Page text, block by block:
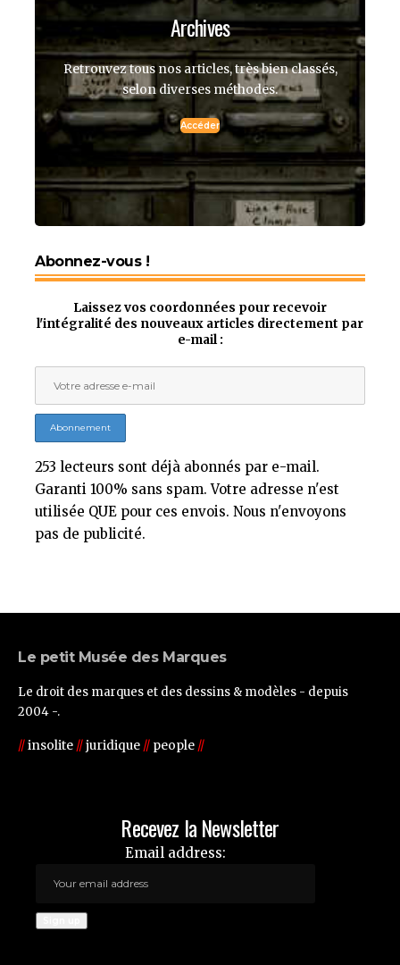
Archives
Retrouvez tous nos articles, très bien classés,
selon diverses méthodes.
Accéder
Abonnez-vous !
Laissez vos coordonnées pour recevoir
l'intégralité des nouveaux articles directement par
e-mail :
253 lecteurs sont déjà abonnés par e-mail.
Garanti 100% sans spam. Votre adresse n'est
utilisée QUE pour ces envois. Nous n'envoyons
pas de publicité.
Le petit Musée des Marques
Le droit des marques et des dessins & modèles - depuis
2004 -.
//insolite //juridique // people //
Recevez la Newsletter
Email address: